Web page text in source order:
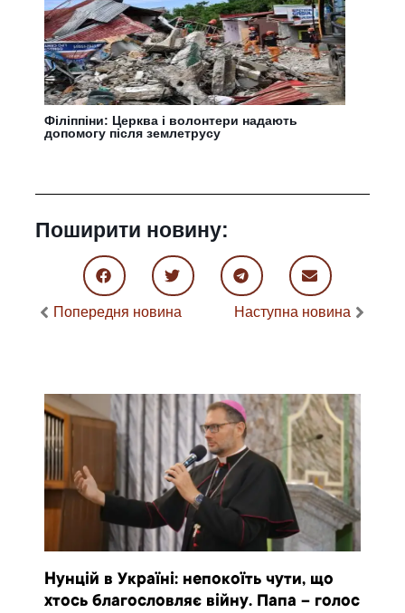
Філіппіни: Церква і волонтери надають
допомогу після землетрусу
Поширити новину:
Попередня новина Наступна новина
Нунцій в Україні: непокоїть чути, що
хтось благословляє війну. Папа – голос